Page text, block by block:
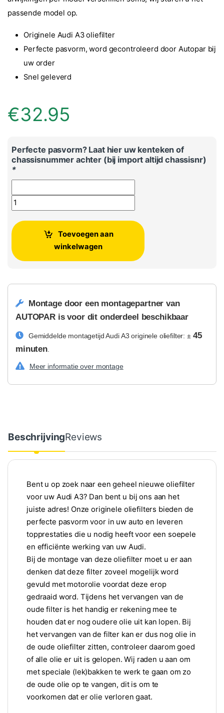
passende model op.
Originele Audi A3 oliefilter
Perfecte pasvorm, word gecontroleerd door Autopar bij
uw order
Snel geleverd
€32.95
Perfecte pasvorm? Laat hier uw kenteken of
chassisnummer achter (bij import altijd chassisnr)
*
Audi A3 originele oliefilter aantal
Toevoegen aan
winkelwagen
Montage door een montagepartner van
AUTOPAR is voor dit onderdeel beschikbaar
Gemiddelde montagetijd Audi A3 originele oliefilter: ± 45
minuten.
Meer informatie over montage
BeschrijvingReviews
Bent u op zoek naar een geheel nieuwe oliefilter
voor uw Audi A3? Dan bent u bij ons aan het
juiste adres! Onze originele oliefilters bieden de
perfecte pasvorm voor in uw auto en leveren
topprestaties die u nodig heeft voor een soepele
en efficiënte werking van uw Audi.
Bij de montage van deze oliefilter moet u er aan
denken dat deze filter zoveel mogelijk word
gevuld met motorolie voordat deze erop
gedraaid word. Tijdens het vervangen van de
oude filter is het handig er rekening mee te
houden dat er nog oudere olie uit kan lopen. Bij
het vervangen van de filter kan er dus nog olie in
de oude oliefilter zitten, controleer daarom goed
of alle olie er uit is gelopen. Wij raden u aan om
met speciale (lek)bakken te werk te gaan om zo
de oude olie op te vangen, dit is om te
voorkomen dat er olie verloren gaat.